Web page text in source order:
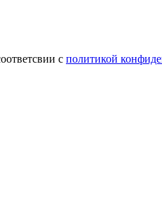
с политикой